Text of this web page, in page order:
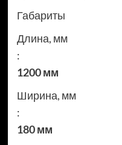
Габариты
Длина, мм
:
1200 мм
Ширина, мм
:
180 мм